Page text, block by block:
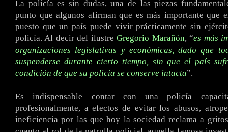
La policía es sin dudas, una de las piezas
punto que algunos afirman que es más importante que
puesto que un país puede vivir prácticamente sin
policía. Al decir del ilustreGregorio Marañón, “es más
organizaciones legislativas y económicas, dado que
suspenderse durante cierto tiempo, sin que el país
condición de que su policía se conserve intacta”.
Es indispensable contar con una policía
profesionalmente, a efectos de evitar los abusos,
ineficiencia por las que hoy la sociedad reclama a